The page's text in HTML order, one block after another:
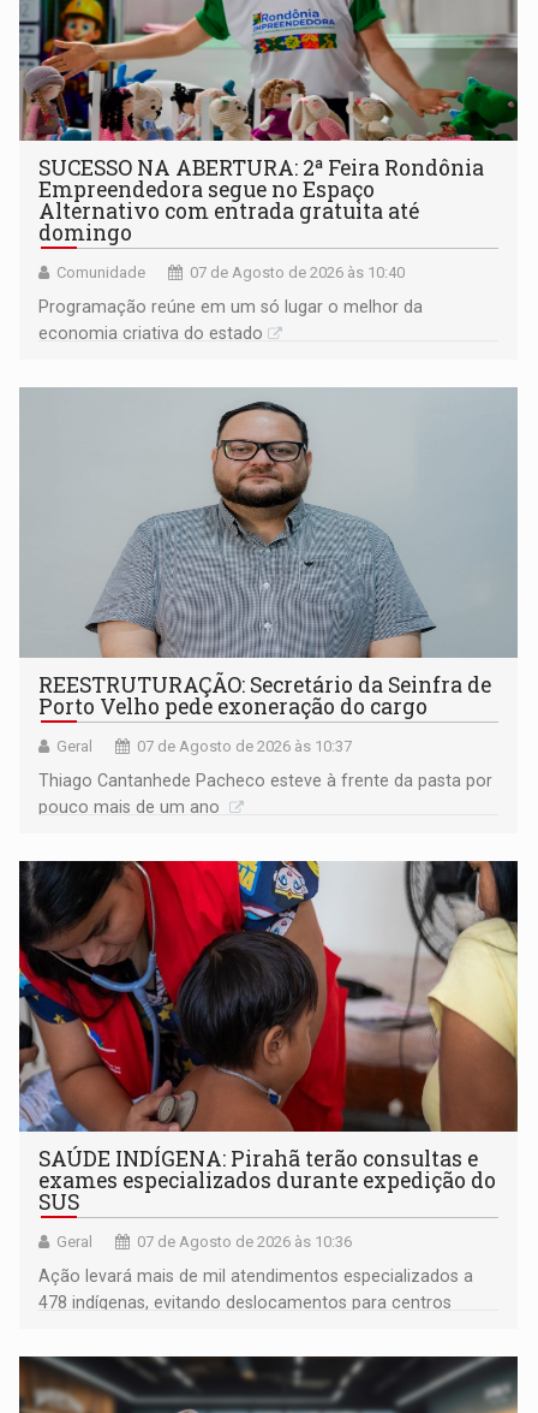
SUCESSO NA ABERTURA: 2ª Feira Rondônia
Empreendedora segue no Espaço
Alternativo com entrada gratuita até
domingo
Comunidade 07 de Agosto de 2026 às 10:40
Programação reúne em um só lugar o melhor da
economia criativa do estado
REESTRUTURAÇÃO: Secretário da Seinfra de
Porto Velho pede exoneração do cargo
Geral 07 de Agosto de 2026 às 10:37
Thiago Cantanhede Pacheco esteve à frente da pasta por
pouco mais de um ano
SAÚDE INDÍGENA: Pirahã terão consultas e
exames especializados durante expedição do
SUS
Geral 07 de Agosto de 2026 às 10:36
Ação levará mais de mil atendimentos especializados a
478 indígenas, evitando deslocamentos para centros